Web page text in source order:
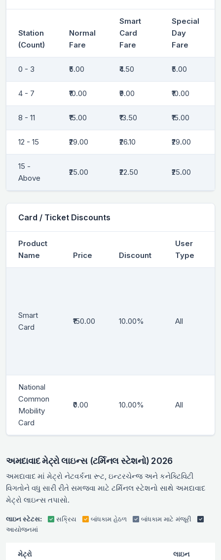
Station
(Count)
Normal
Fare
Smart
Card
Fare
Special
Day
Fare
0 - 3 ₹5.00 ₹4.50 ₹5.00
4 - 7 ₹10.00 ₹9.00 ₹10.00
8 - 11 ₹15.00 ₹13.50 ₹15.00
12 - 15 ₹29.00 ₹26.10 ₹29.00
15 -
Above
₹25.00 ₹22.50 ₹25.00
Card / Ticket Discounts
Product
Name
Price Discount
User
Type
Smart
Card
₹150.00 10.00% All
National
Common
Mobility
Card
₹0.00 10.00% All
અમદાવાદ મેટ્રો લાઇન્સ (ટર્મિનલ સ્ટેશનો) 2026
અમદાવાદ માં મેટ્રો નેટવર્કના રૂટ, ઇન્ટરચેન્જ અને કનેક્ટિવિટી
વિગતોને વધુ સારી રીતે સમજવા માટે ટર્મિનલ સ્ટેશનો સાથે અમદાવાદ
મેટ્રો લાઇન્સ તપાસો.
લાઇન સ્ટેટસ: સક્રિય બાંધકામ હેઠળ
બાંધકામ માટે મંજૂરી
આયોજનમાં
મેટ્રો
લાઇન